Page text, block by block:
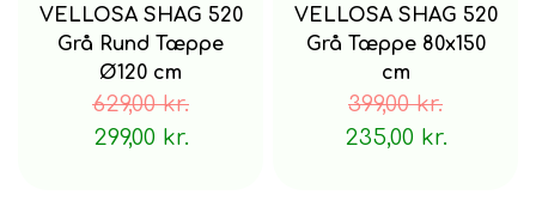
VELLOSA SHAG 520
Grå Rund Tæppe
Ø120 cm
629,00 kr.
299,00 kr.
VELLOSA SHAG 520
Grå Tæppe 80x150
cm
399,00 kr.
235,00 kr.